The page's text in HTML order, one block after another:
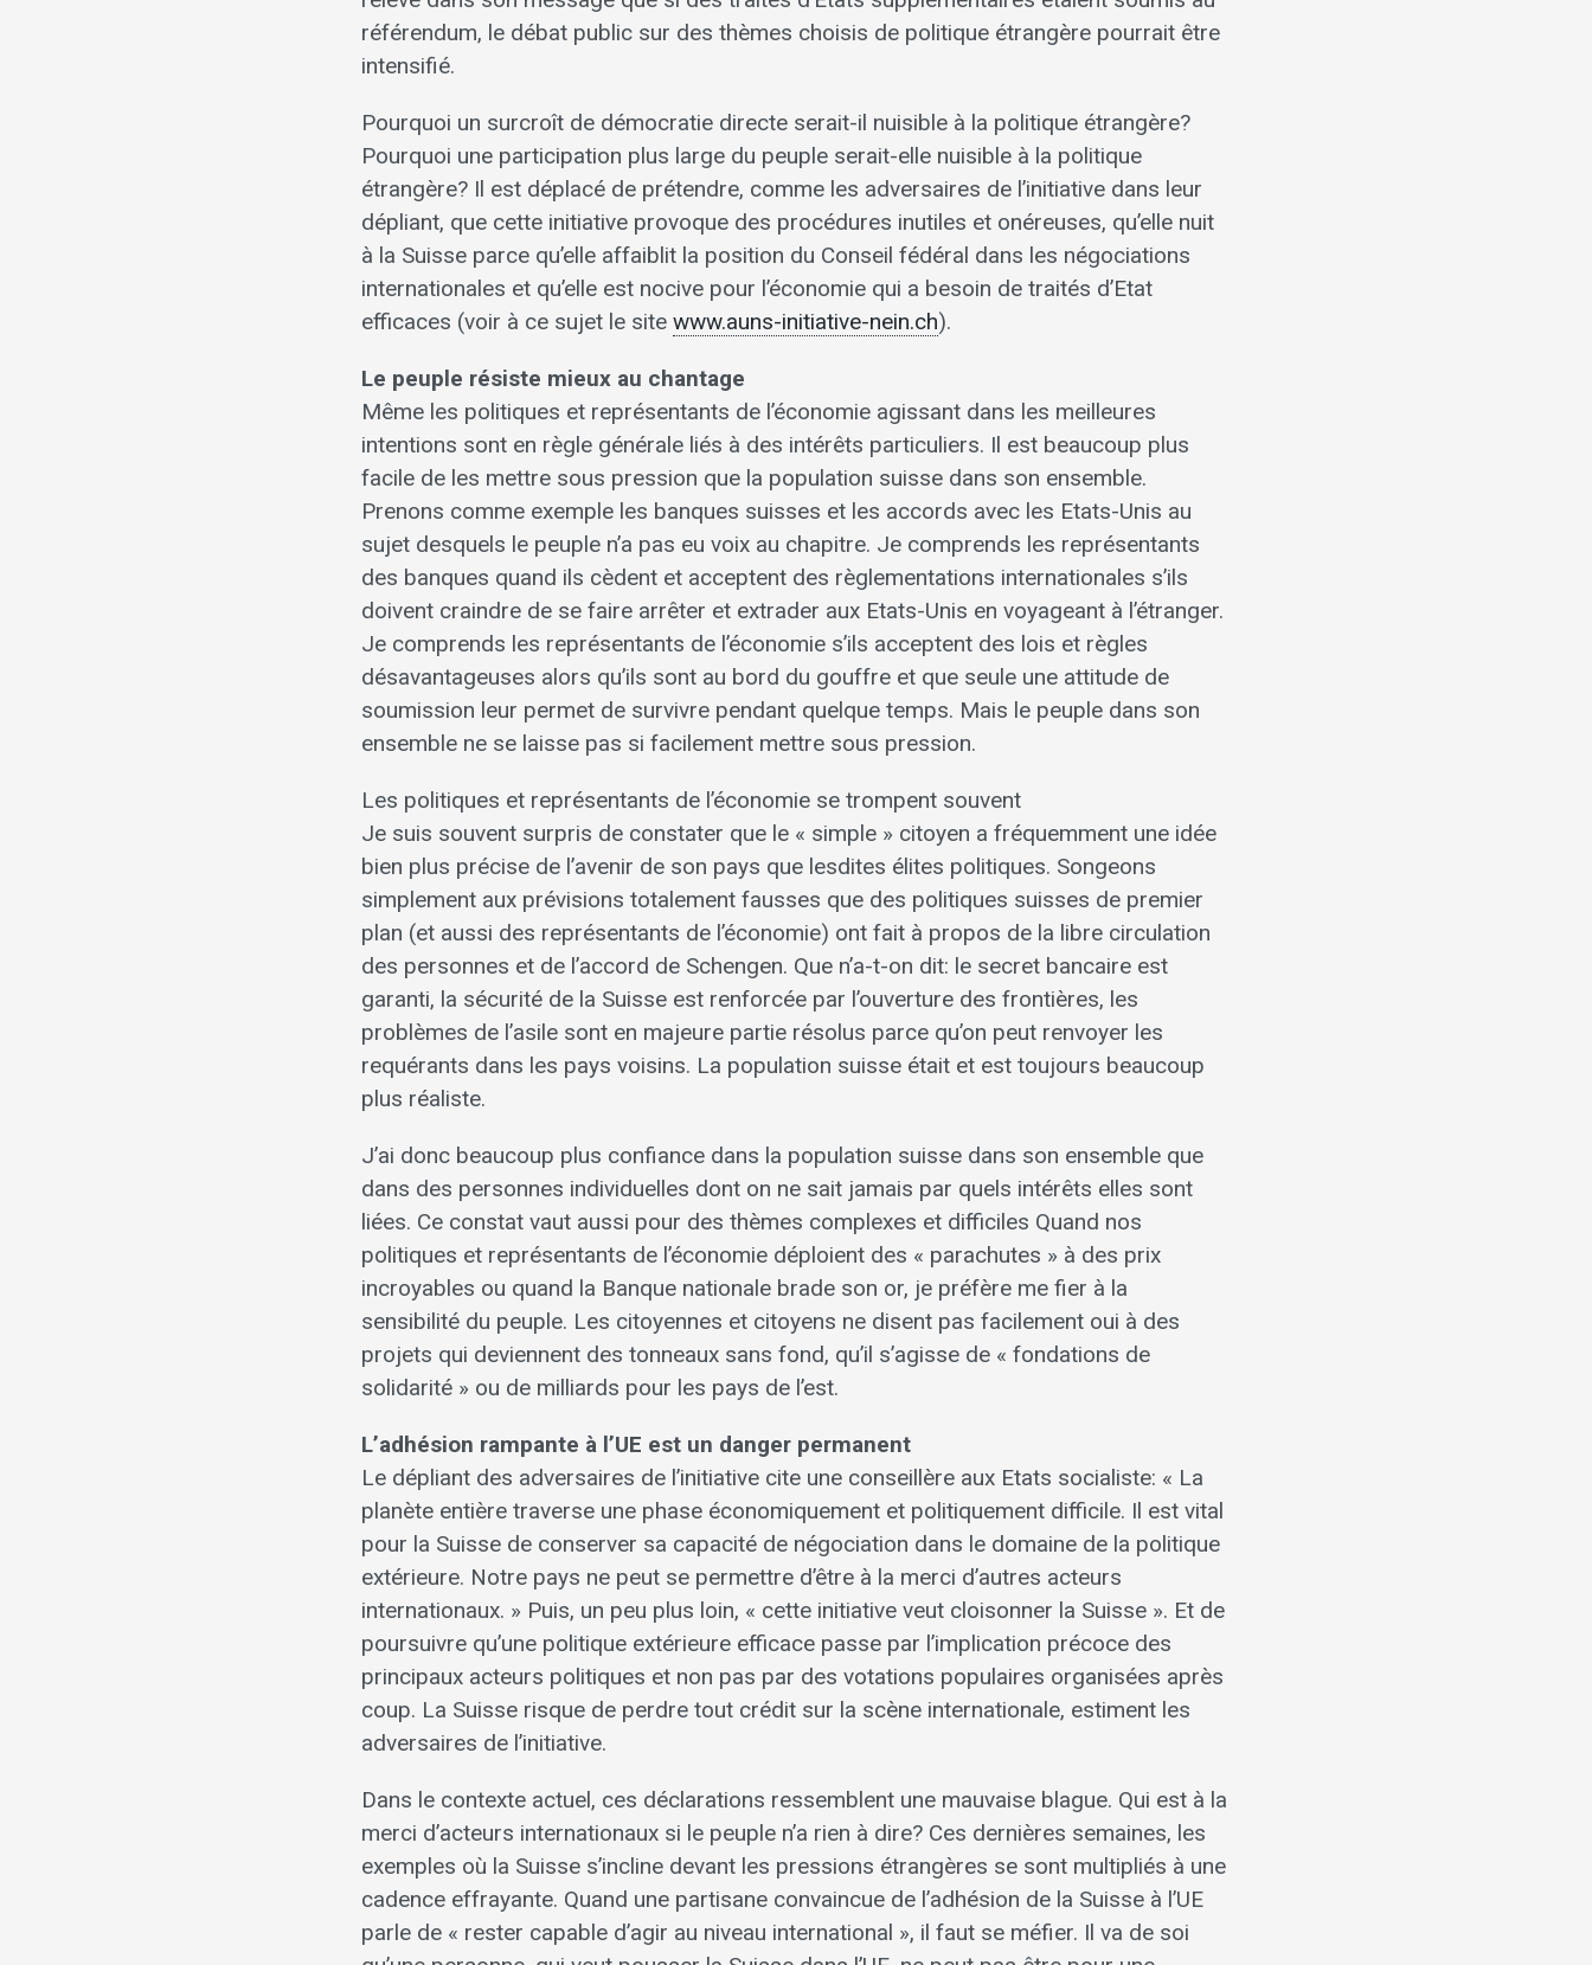
référendum, le débat public sur des thèmes choisis de politique étrangère pourrait être
intensifié.
Pourquoi un surcroît de démocratie directe serait-il nuisible à la politique étrangère?
Pourquoi une participation plus large du peuple serait-elle nuisible à la politique
étrangère? Il est déplacé de prétendre, comme les adversaires de l’initiative dans leur
dépliant, que cette initiative provoque des procédures inutiles et onéreuses, qu’elle nuit
à la Suisse parce qu’elle affaiblit la position du Conseil fédéral dans les négociations
internationales et qu’elle est nocive pour l’économie qui a besoin de traités d’Etat
efficaces (voir à ce sujet le sitewww.auns-initiative-nein.ch).
Le peuple résiste mieux au chantage
Même les politiques et représentants de l’économie agissant dans les meilleures
intentions sont en règle générale liés à des intérêts particuliers. Il est beaucoup plus
facile de les mettre sous pression que la population suisse dans son ensemble.
Prenons comme exemple les banques suisses et les accords avec les Etats-Unis au
sujet desquels le peuple n’a pas eu voix au chapitre. Je comprends les représentants
des banques quand ils cèdent et acceptent des règlementations internationales s’ils
doivent craindre de se faire arrêter et extrader aux Etats-Unis en voyageant à l’étranger.
Je comprends les représentants de l’économie s’ils acceptent des lois et règles
désavantageuses alors qu’ils sont au bord du gouffre et que seule une attitude de
soumission leur permet de survivre pendant quelque temps. Mais le peuple dans son
ensemble ne se laisse pas si facilement mettre sous pression.
Les politiques et représentants de l’économie se trompent souvent
Je suis souvent surpris de constater que le « simple » citoyen a fréquemment une idée
bien plus précise de l’avenir de son pays que lesdites élites politiques. Songeons
simplement aux prévisions totalement fausses que des politiques suisses de premier
plan (et aussi des représentants de l’économie) ont fait à propos de la libre circulation
des personnes et de l’accord de Schengen. Que n’a-t-on dit: le secret bancaire est
garanti, la sécurité de la Suisse est renforcée par l’ouverture des frontières, les
problèmes de l’asile sont en majeure partie résolus parce qu’on peut renvoyer les
requérants dans les pays voisins. La population suisse était et est toujours beaucoup
plus réaliste.
J’ai donc beaucoup plus confiance dans la population suisse dans son ensemble que
dans des personnes individuelles dont on ne sait jamais par quels intérêts elles sont
liées. Ce constat vaut aussi pour des thèmes complexes et difficiles Quand nos
politiques et représentants de l’économie déploient des « parachutes » à des prix
incroyables ou quand la Banque nationale brade son or, je préfère me fier à la
sensibilité du peuple. Les citoyennes et citoyens ne disent pas facilement oui à des
projets qui deviennent des tonneaux sans fond, qu’il s’agisse de « fondations de
solidarité » ou de milliards pour les pays de l’est.
L’adhésion rampante à l’UE est un danger permanent
Le dépliant des adversaires de l’initiative cite une conseillère aux Etats socialiste: « La
planète entière traverse une phase économiquement et politiquement difficile. Il est vital
pour la Suisse de conserver sa capacité de négociation dans le domaine de la politique
extérieure. Notre pays ne peut se permettre d’être à la merci d’autres acteurs
internationaux. » Puis, un peu plus loin, « cette initiative veut cloisonner la Suisse ». Et de
poursuivre qu’une politique extérieure efficace passe par l’implication précoce des
principaux acteurs politiques et non pas par des votations populaires organisées après
coup. La Suisse risque de perdre tout crédit sur la scène internationale, estiment les
adversaires de l’initiative.
Dans le contexte actuel, ces déclarations ressemblent une mauvaise blague. Qui est à la
merci d’acteurs internationaux si le peuple n’a rien à dire? Ces dernières semaines, les
exemples où la Suisse s’incline devant les pressions étrangères se sont multipliés à une
cadence effrayante. Quand une partisane convaincue de l’adhésion de la Suisse à l’UE
parle de « rester capable d’agir au niveau international », il faut se méfier. Il va de soi